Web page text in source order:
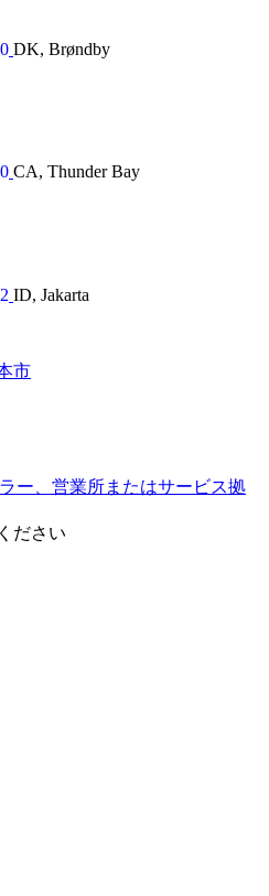
DK, Brøndby
CA, Thunder Bay
ID, Jakarta
市
ー、営業所またはサービス拠
ださい